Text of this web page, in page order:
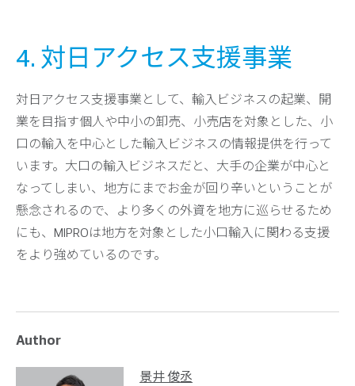
4. 対日アクセス支援事業
対日アクセス支援事業として、輸入ビジネスの起業、開
業を目指す個人や中小の卸売、小売店を対象とした、小
口の輸入を中心とした輸入ビジネスの情報提供を行って
います。大口の輸入ビジネスだと、大手の企業が中心と
なってしまい、地方にまでお金が回り辛いということが
懸念されるので、より多くの外資を地方に巡らせるため
にも、MIPROは地方を対象とした小口輸入に関わる支援
をより強めているのです。
Author
景井 俊丞